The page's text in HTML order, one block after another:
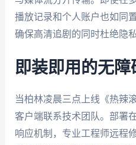
播放记录和个人账户也如同
确保高清追剧的同时杜绝隐
即装即用的无障
当柏林凌晨三点上线《热辣
客户端联系技术团队。部署
响应机制，专业工程师远程